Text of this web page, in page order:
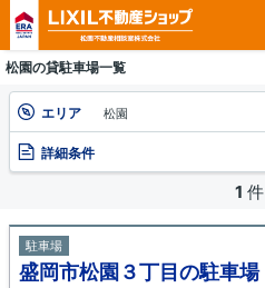
松園の貸駐車場一覧
エリア 松園
詳細条件
1 件
駐車場
盛岡市松園３丁目の駐車場